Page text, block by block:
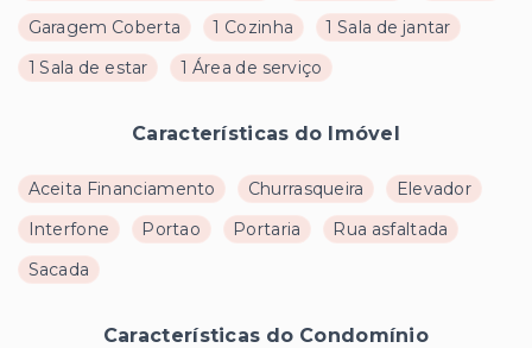
Garagem Coberta
1 Cozinha
1 Sala de jantar
1 Sala de estar
1 Área de serviço
Características do Imóvel
Aceita Financiamento Churrasqueira
Elevador
Interfone
Portao Portaria
Rua asfaltada
Sacada
Características do Condomínio